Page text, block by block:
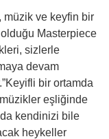
müzik ve keyfin bir
Masterpiece
sizlerle
devam
bir ortamda
eşliğinde
kendinizi bile
heykeller